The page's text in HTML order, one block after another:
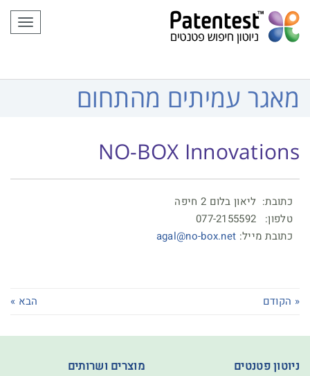
לתוכן
תפריט
מאגר עמיתים מהתחום
NO-BOX Innovations
כתובת: ליאון בלום 2 חיפה
טלפון: 077-2155592
כתובת מייל: agal@no-box.net
« הקודם הבא »
ניוטון פטנטים מוצרים ושרותים